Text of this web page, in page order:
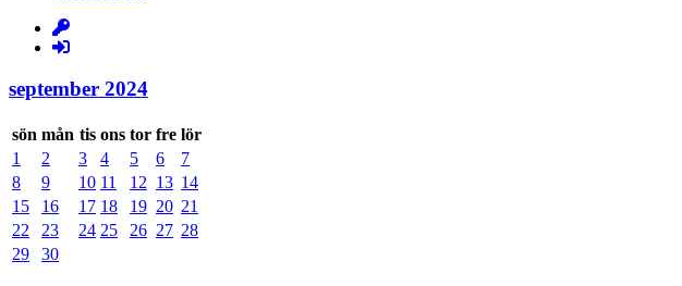
september 2024
sön mån tis ons tor fre lör
1
2 3 4 5 6
7
8
9 10 11 12 13 14
15
16 17 18 19 20 21
22
23 24 25 26 27 28
29
30